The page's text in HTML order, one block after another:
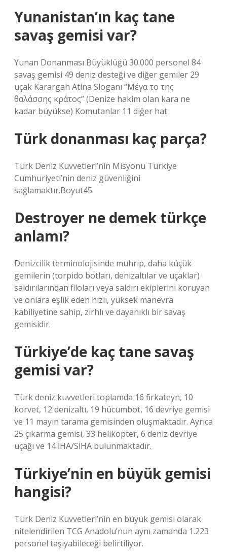
Yunanistan’ın kaç tane
savaş gemisi var?
Yunan Donanması Büyüklüğü 30.000 personel 84
savaş gemisi 49 deniz desteği ve diğer gemiler 29
uçak Karargah Atina Sloganı “Μέγα το της
θαλάσσης κράτος” (Denize hakim olan kara ne
kadar büyükse) Komutanlar 11 diğer hat
Türk donanması kaç parça?
Türk Deniz Kuvvetleri’nin Misyonu Türkiye
Cumhuriyeti’nin deniz güvenliğini
sağlamaktır.Boyut45.
Destroyer ne demek türkçe
anlamı?
Denizcilik terminolojisinde muhrip, daha küçük
gemilerin (torpido botları, denizaltılar ve uçaklar)
saldırılarından filoları veya saldırı ekiplerini koruyan
ve onlara eşlik eden hızlı, yüksek manevra
kabiliyetine sahip, zırhlı ve dayanıklı bir savaş
gemisidir.
Türkiye’de kaç tane savaş
gemisi var?
Türk deniz kuvvetleri toplamda 16 firkateyn, 10
korvet, 12 denizaltı, 19 hücumbot, 16 devriye gemisi
ve 11 mayın tarama gemisinden oluşmaktadır. Ayrıca
25 çıkarma gemisi, 33 helikopter, 6 deniz devriye
uçağı ve 14 İHA/SİHA bulunmaktadır.
Türkiye’nin en büyük gemisi
hangisi?
Türk Deniz Kuvvetleri’nin en büyük gemisi olarak
nitelendirilen TCG Anadolu’nun aynı zamanda 1.223
personel taşıyabileceği belirtiliyor.